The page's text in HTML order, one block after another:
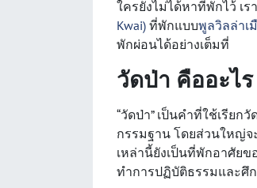
ใครยังไม่ได้หาที่พักไว้ เ
Kwai) ที่พักแบบพูลวิลล่าเ
พักผ่อนได้อย่างเต็มที่
วัดป่า คืออะไร
“วัดป่า” เป็นคำที่ใช้เรีย
กรรมฐาน โดยส่วนใหญ่จ
เหล่านี้ยังเป็นที่พักอาศัย
ทำการปฏิบัติธรรมและศึ